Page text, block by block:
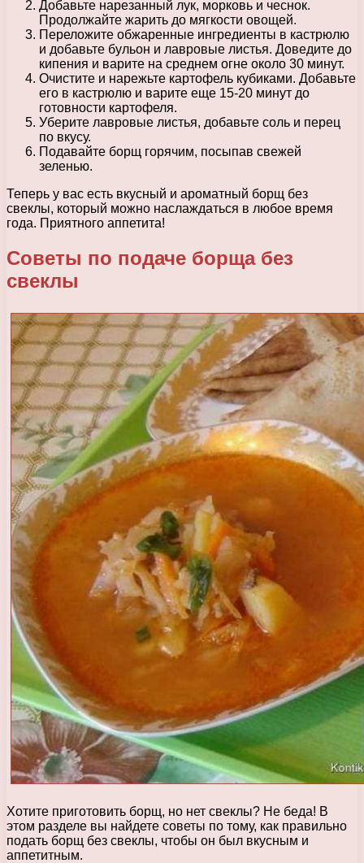
Добавьте нарезанный лук, морковь и чеснок.
Продолжайте жарить до мягкости овощей.
Переложите обжаренные ингредиенты в кастрюлю
и добавьте бульон и лавровые листья. Доведите до
кипения и варите на среднем огне около 30 минут.
Очистите и нарежьте картофель кубиками. Добавьте
его в кастрюлю и варите еще 15-20 минут до
готовности картофеля.
Уберите лавровые листья, добавьте соль и перец
по вкусу.
Подавайте борщ горячим, посыпав свежей
зеленью.
Теперь у вас есть вкусный и ароматный борщ без
свеклы, который можно наслаждаться в любое время
года. Приятного аппетита!
Советы по подаче борща без
свеклы
Хотите приготовить борщ, но нет свеклы? Не беда! В
этом разделе вы найдете советы по тому, как правильно
подать борщ без свеклы, чтобы он был вкусным и
аппетитным.